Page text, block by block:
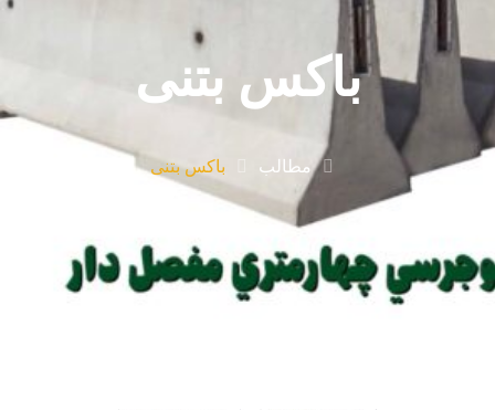
باکس بتنی
مطالب باکس بتنی